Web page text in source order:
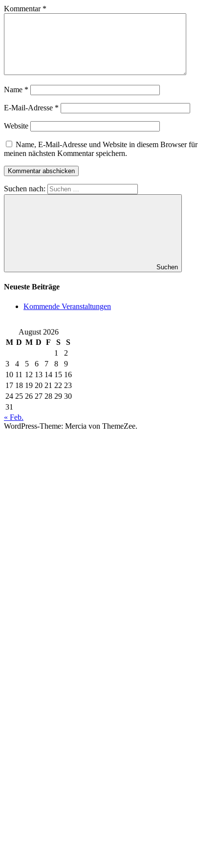
Kommentar *
Name *
E-Mail-Adresse *
Website
Name, E-Mail-Adresse und Website in diesem Browser für
meinen nächsten Kommentar speichern.
Suchen nach:
Suchen
Neueste Beiträge
Kommende Veranstaltungen
August 2026
M D M D F S
S
1
2
3
4 5 6 7 8
9
10 11 12 13 14 15 16
17 18 19 20 21 22 23
24 25 26 27 28 29 30
31
« Feb.
WordPress-Theme: Mercia von ThemeZee.